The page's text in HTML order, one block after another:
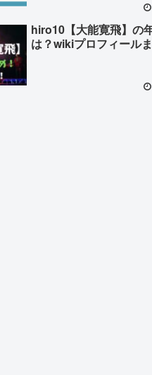
hiro10【大能寛飛】の
は？wikiプロフィール